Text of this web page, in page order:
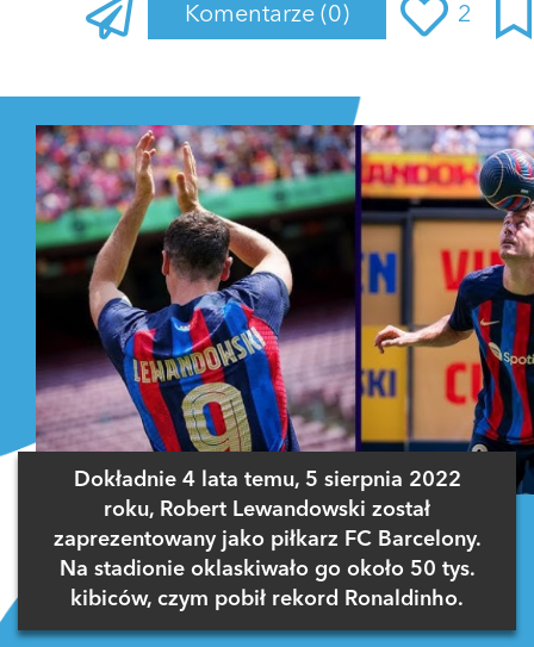
Komentarze (0) 2
Dokładnie 4 lata temu, 5 sierpnia 2022
roku, Robert Lewandowski został
zaprezentowany jako piłkarz FC Barcelony.
Na stadionie oklaskiwało go około 50 tys.
kibiców, czym pobił rekord Ronaldinho.